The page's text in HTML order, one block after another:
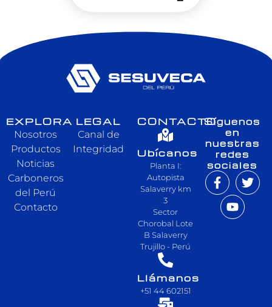
EXPLORA
Nosotros
Productos
Noticias
Carboneros
del Perú
Contacto
LEGAL
Canal de
Integridad
CONTACTO
Ubícanos
Planta I:
Autopista
Salaverry km
3
Sector
Chorobal Lote
B Salaverry
Trujillo - Perú
Llámanos
+51 44 602151
Síguenos
en
nuestras
redes
sociales